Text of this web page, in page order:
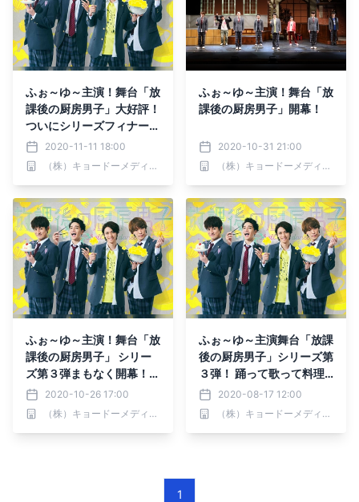
ふぉ～ゆ～主演！舞台「放
課後の厨房男子」大好評！
ついにシリーズフィナーレ
へ！追加席販売＆“卒業”前
夜に生配信決定！
2020-11-11 18:00
（株）キョードーメディアス
ふぉ～ゆ～主演！舞台「放
課後の厨房男子」開幕！
2020-10-31 21:00
（株）キョードーメディアス
ふぉ～ゆ～主演！舞台「放
課後の厨房男子」 シリー
ズ第３弾まもなく開幕！
今年は「おうちで厨房男
子」もはじまるよ♪ 待望の
声に応え、生配信（+見逃
2020-10-26 17:00
（株）キョードーメディアス
ふぉ～ゆ～主演舞台「放課
後の厨房男子」シリーズ第
３弾！ 踊って歌って料理
して・・・青春真っ只中の
料理男子物語、 あらたな
続編「まかない飯とShall
2020-08-17 12:00
（株）キョードーメディアス
1